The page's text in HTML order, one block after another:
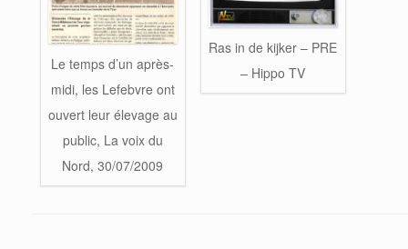
Le temps d’un après-
midi, les Lefebvre ont
ouvert leur élevage au
public, La voix du
Nord, 30/07/2009
Ras in de kijker – PRE
– Hippo TV